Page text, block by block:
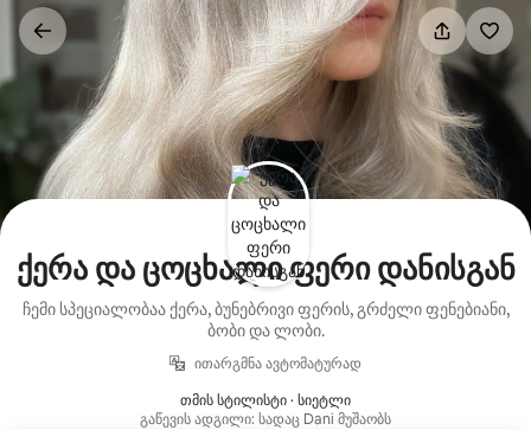
კონტენტზე
გადასვლა
ქერა და ცოცხალი ფერი დანისგან
ჩემი სპეციალობაა ქერა, ბუნებრივი ფერის, გრძელი ფენებიანი,
ბობი და ლობი.
ითარგმნა ავტომატურად
თმის სტილისტი · სიეტლი
გაწევის ადგილი: სადაც Dani მუშაობს